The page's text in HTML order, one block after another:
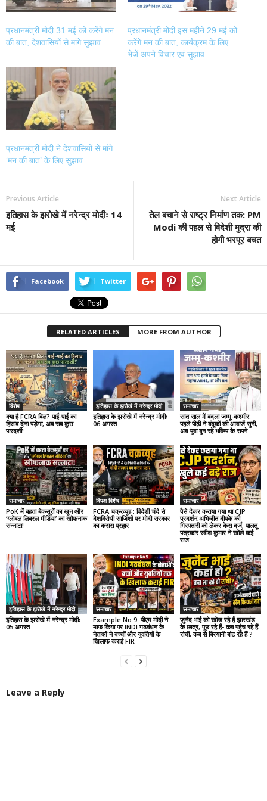
प्रधानमंत्री मोदी 31 मई को करेंगे मन
की बात, देशवासियों से मांगे सुझाव
प्रधानमंत्री मोदी इस महीने 29 मई को
करेंगे मन की बात, कार्यक्रम के लिए
भेजें अपने विचार एवं सुझाव
प्रधानमंत्री मोदी ने देशवासियों से मांगे
‘मन की बात’ के लिए सुझाव
Previous Article
इतिहास के झरोखे में नरेन्द्र मोदीः 14
मई
Next Article
तेल बचाने से राष्ट्र निर्माण तक: PM
Modi की पहल से विदेशी मुद्रा की
होगी भरपूर बचत
Facebook Twitter
RELATED ARTICLES MORE FROM AUTHOR
विशेष
क्या है FCRA बिल? पाई-पाई का
हिसाब देना पड़ेगा, अब सब कुछ
पारदर्शी!
इतिहास के झरोखे में नरेन्द्र मोदी
इतिहास के झरोखे में नरेन्द्र मोदीः
06 अगस्त
समाचार
सात साल में बदला जम्मू-कश्मीर:
पहले पीढ़ी ने बंदूकों की आवाजें सुनी,
अब युवा बुन रहे भविष्य के सपने
समाचार
PoK में बहता बेकसूरों का खून और
‘ग्लोबल लिबरल मीडिया’ का खौफनाक
सन्नाटा!
विपक्ष विशेष
FCRA चक्रव्यूह : विदेशी चंदे से
देशविरोधी साजिशों पर मोदी सरकार
का करारा प्रहार
समाचार
पैसे देकर कराया गया था CJP
प्रदर्शन,अभिजीत दीपके की
गिरफ्तारी को लेकर केस दर्ज, पालतू
पत्रकार रवीश कुमार ने खोले कई
राज
इतिहास के झरोखे में नरेन्द्र मोदी
इतिहास के झरोखे में नरेन्द्र मोदीः
05 अगस्त
समाचार
Example No 9: पीएम मोदी ने
माफ किया पर INDI गठबंधन के
नेताओं ने बच्चों और युवतियों के
खिलाफ कराई FIR
समाचार
जुनैद भाई को खोज रहे हैं झारखंड
के छात्र, पूछ रहे हैं- कब पहुंच रहे हैं
रांची, कब से बिरयानी बांट रहे हैं ?
Leave a Reply